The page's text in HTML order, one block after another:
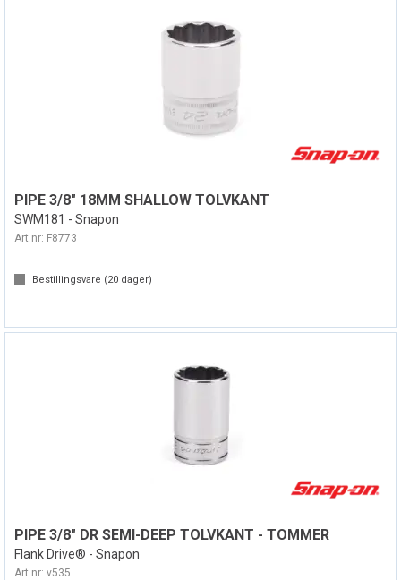
PIPE 3/8" 18MM SHALLOW TOLVKANT
SWM181 - Snapon
Art.nr: F8773
Bestillingsvare (20 dager)
PIPE 3/8" DR SEMI-DEEP TOLVKANT - TOMMER
Flank Drive® - Snapon
Art.nr: v535